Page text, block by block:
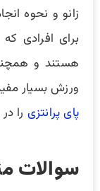
زانو و نحوه
برای افرادی
هستند و
ورزش بسیار
پای پرانتزی را
سوالات